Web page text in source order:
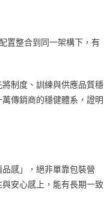
置整合到同一架構下，有
制度、訓練與供應品質穩
傳銷商的穩健體系，證明
感」，絕非單靠包裝營
安心感上，能有長期一致